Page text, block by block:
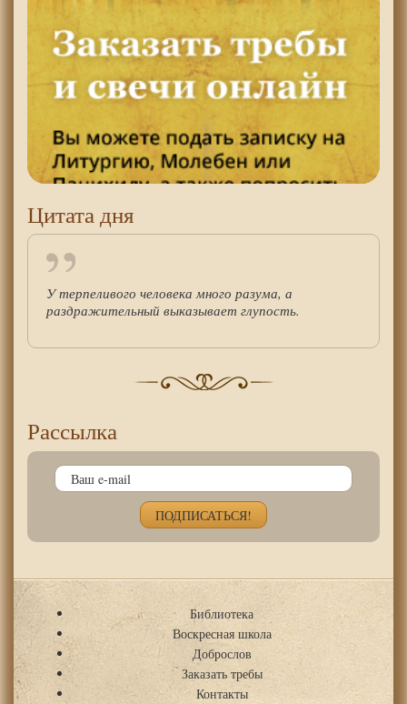
Цитата дня
У терпеливого человека много разума, а
раздражительный выказывает глупость.
Рассылка
Библиотека
Воскресная школа
Доброслов
Заказать требы
Контакты